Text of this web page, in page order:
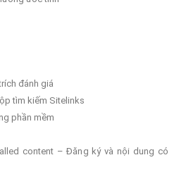
đánh giá
tìm kiếm Sitelinks
phần mềm
content – Đăng ký và nội dung có